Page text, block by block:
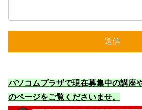
パソコムプラザで現在募集中の講座
のページをご覧くださいませ。